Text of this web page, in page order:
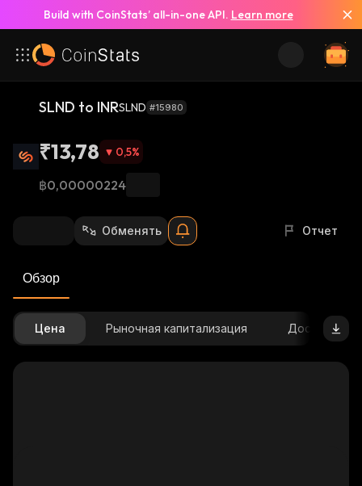
Build with CoinStats’ all-in-one API. Learn more
SLND to INRSLND #15980
₹13,78 0,5%
฿0,00000224
Обменять Отчет
Обзор
Цена Рыночная капитализация Доступное